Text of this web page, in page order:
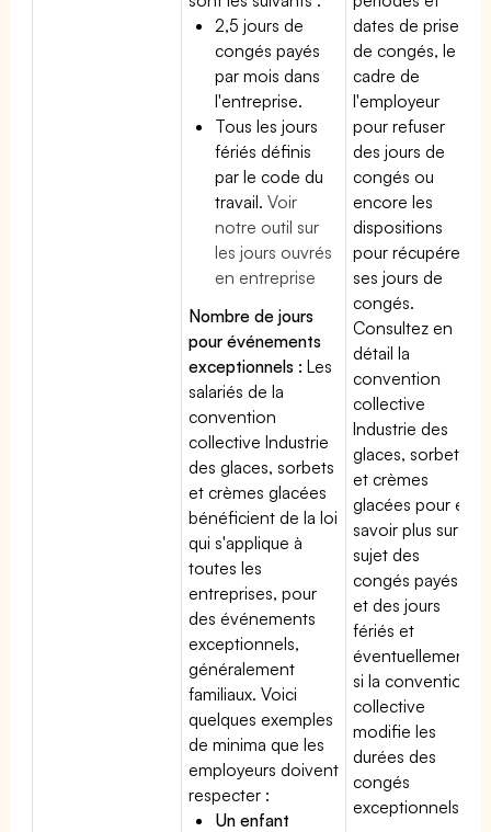
2,5 jours de
congés payés
par mois dans
l'entreprise.
Tous les jours
fériés définis
par le code du
travail.Voir
notre outil sur
les jours ouvrés
en entreprise
Nombre de jours
pour événements
exceptionnels : Les
salariés de la
convention
collective Industrie
des glaces, sorbets
et crèmes glacées
bénéficient de la loi
qui s'applique à
toutes les
entreprises, pour
des événements
exceptionnels,
généralement
familiaux. Voici
quelques exemples
de minima que les
employeurs doivent
respecter :
Un enfant
dates de prise
de congés, le
cadre de
l'employeur
pour refuser
des jours de
congés ou
encore les
dispositions
pour récupérer
ses jours de
congés.
Consultez en
détail la
convention
collective
Industrie des
glaces, sorbets
et crèmes
glacées pour en
savoir plus sur le
sujet des
congés payés
et des jours
fériés et
éventuellement
si la convention
collective
modifie les
durées des
congés
exceptionnels.